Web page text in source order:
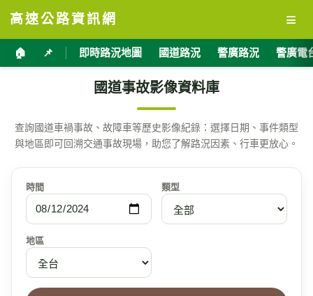
高速公路資訊網 ≡
🏠 📌 即時路況地圖 國道路況 警廣路況 警廣電
國道事故影像資料庫
查詢國道車禍事故、故障車等歷史影像紀錄：選擇日期、事件類型
與地區即可回溯交通事故現場，助您了解路況因素、行車更放心。
時間 類型
地區